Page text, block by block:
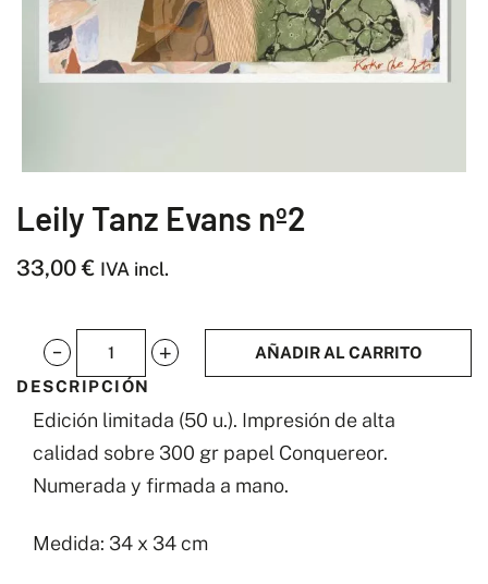
Leily Tanz Evans nº2
33,00€ IVA incl.
Leily
Tanz
Evans
nº2
cantidad
AÑADIR AL CARRITO
DESCRIPCIÓN
Edición limitada (50 u.). Impresión de alta
calidad sobre 300 gr papel Conquereor.
Numerada y firmada a mano.
Medida: 34 x 34 cm